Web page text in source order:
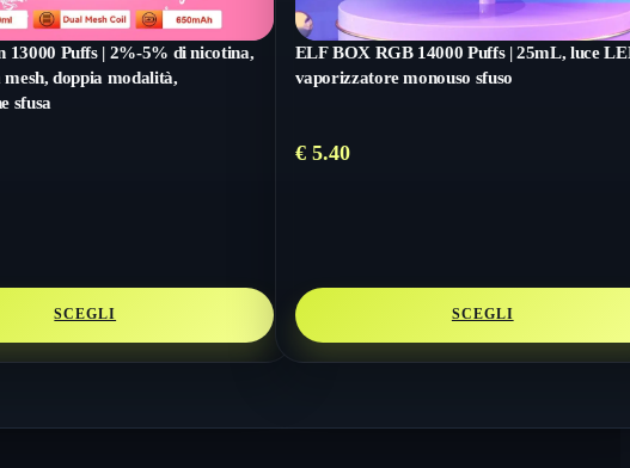
13000 Puffs | 2%-5% di nicotina,
doppia modalità,
sfusa
SCEGLI
ELF BOX RGB 14000 Puffs | 25mL, luce
vaporizzatore monouso sfuso
€5.40
SCEGLI